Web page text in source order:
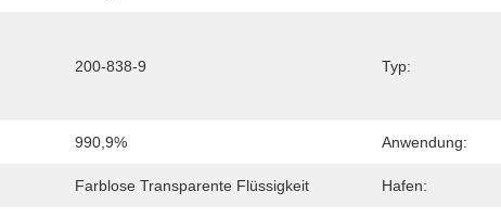
200-838-9 Typ:
990,9% Anwendung:
Farblose Transparente Flüssigkeit Hafen: